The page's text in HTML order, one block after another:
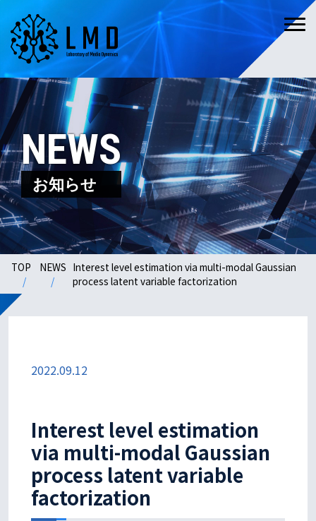
NEWS
お知らせ
TOP NEWS Interest level estimation via multi-modal Gaussian
process latent variable factorization
2022.09.12
Interest level estimation
via multi-modal Gaussian
process latent variable
factorization